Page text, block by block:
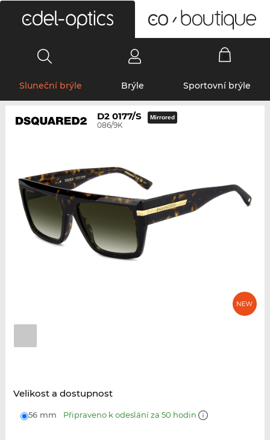
Sluneční brýle Brýle Sportovní brýle
D2 0177/S
086/9K
Mirrored
Velikost a dostupnost
56 mm Připraveno k odeslání za 50 hodin